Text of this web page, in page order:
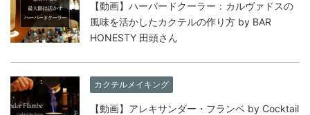
【動画】ハーバードクーラー：カルヴァドスの
風味を活かしたカクテルの作り方 by BAR
HONESTY 田頭さん
カクテルメイキング
【動画】アレキサンダー・フランベ by Cocktail